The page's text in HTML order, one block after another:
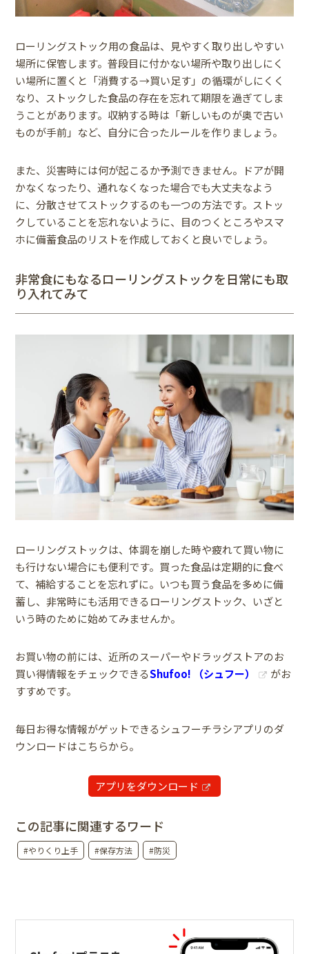
ローリングストック用の食品は、見やすく取り出しやすい
場所に保管します。普段目に付かない場所や取り出しにく
い場所に置くと「消費する→買い足す」の循環がしにくく
なり、ストックした食品の存在を忘れて期限を過ぎてしま
うことがあります。収納する時は「新しいものが奥で古い
ものが手前」など、自分に合ったルールを作りましょう。
また、災害時には何が起こるか予測できません。ドアが開
かなくなったり、通れなくなった場合でも大丈夫なよう
に、分散させてストックするのも一つの方法です。ストッ
クしていることを忘れないように、目のつくところやスマ
ホに備蓄食品のリストを作成しておくと良いでしょう。
非常食にもなるローリングストックを日常にも取
り入れてみて
ローリングストックは、体調を崩した時や疲れて買い物に
も行けない場合にも便利です。買った食品は定期的に食べ
て、補給することを忘れずに。いつも買う食品を多めに備
蓄し、非常時にも活用できるローリングストック、いざと
いう時のために始めてみませんか。
お買い物の前には、近所のスーパーやドラッグストアのお
買い得情報をチェックできるShufoo! （シュフー）
がお
すすめです。
毎日お得な情報がゲットできるシュフーチラシアプリのダ
ウンロードはこちらから。
アプリをダウンロード
この記事に関連するワード
#やりくり上手 #保存方法 #防災